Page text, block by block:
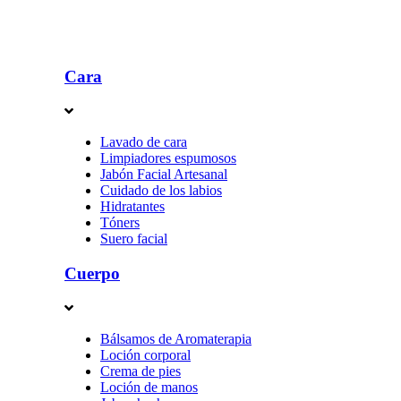
Cara
Lavado de cara
Limpiadores espumosos
Jabón Facial Artesanal
Cuidado de los labios
Hidratantes
Tóners
Suero facial
Cuerpo
Bálsamos de Aromaterapia
Loción corporal
Crema de pies
Loción de manos